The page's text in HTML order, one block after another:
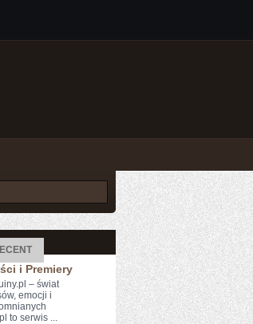
i Premiery
– świat
emocji i
to serwis ...